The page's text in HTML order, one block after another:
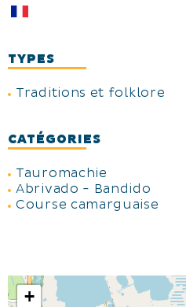
TYPES
Traditions et folklore
CATÉGORIES
Tauromachie
Abrivado - Bandido
Course camarguaise
+